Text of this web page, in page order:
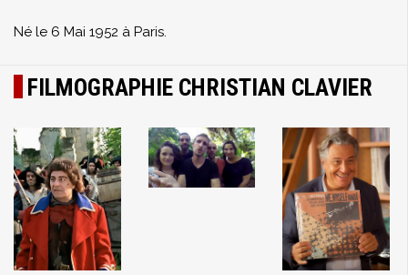
Né le 6 Mai 1952 à Paris.
FILMOGRAPHIE CHRISTIAN CLAVIER